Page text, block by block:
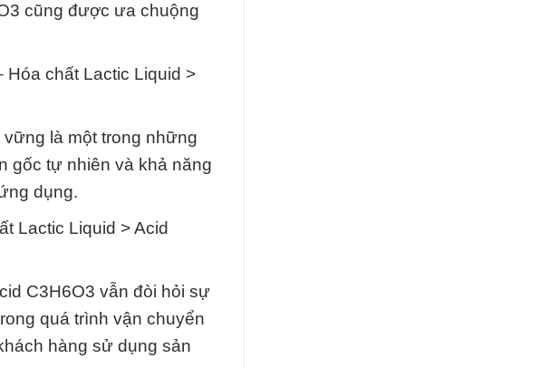
cũng được ưa chuộng
chất Lactic Liquid >
là một trong những
gốc tự nhiên và khả năng
dụng.
Lactic Liquid > Acid
C3H6O3 vẫn đòi hỏi sự
quá trình vận chuyển
hàng sử dụng sản